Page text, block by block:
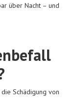
über Nacht – und
Schädigung von